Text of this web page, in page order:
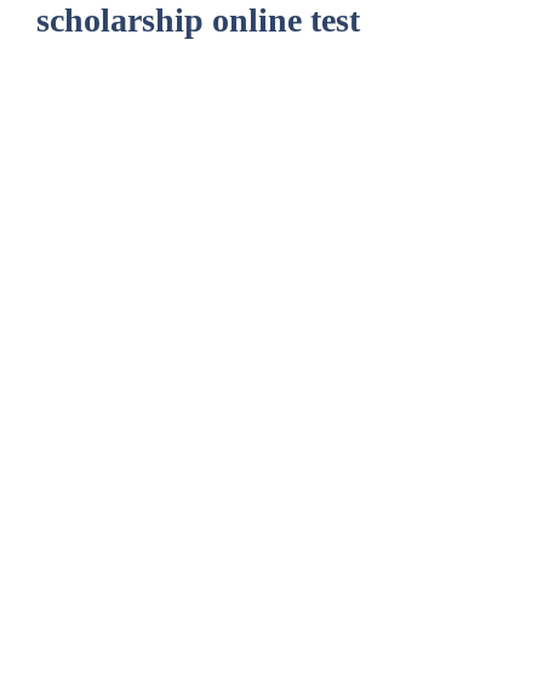
scholarship online test